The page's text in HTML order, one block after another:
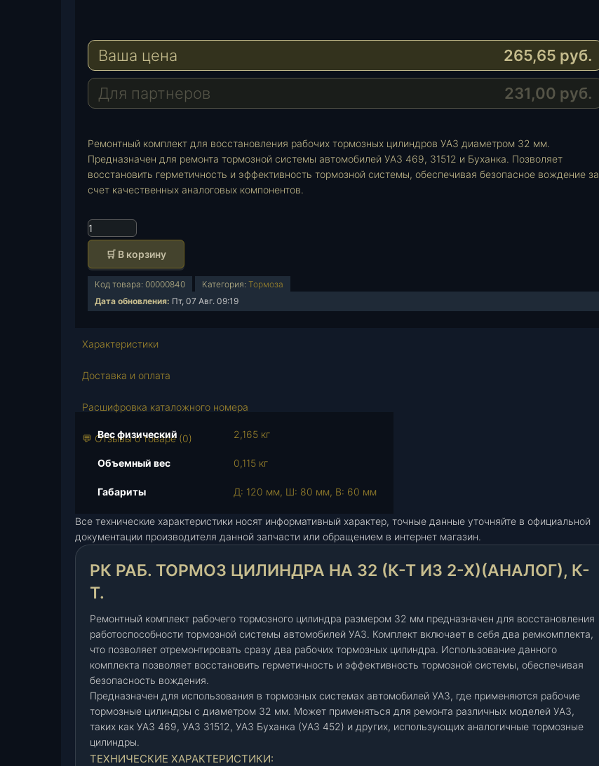
r
a
a
A
p
M
a
l
Ваша цена 265,65 руб.
Для партнеров 231,00 руб.
Ремонтный комплект для восстановления рабочих тормозных цилиндров УАЗ диаметром 32 мм.
Предназначен для ремонта тормозной системы автомобилей УАЗ 469, 31512 и Буханка. Позволяет
восстановить герметичность и эффективность тормозной системы, обеспечивая безопасное вождение за
счет качественных аналоговых компонентов.
К
о
и
т
о
о
а
р
а
р
м
о
з
ц
и
л
и
н
д
🛒 В корзину
Код товара: 00000840 Категория: Тормоза
Дата обновления: Пт, 07 Авг. 09:19
Характеристики
Доставка и оплата
Расшифровка каталожного номера
💬 Отзывы о товаре (0)
Вес физический 2,165 кг
Объемный вес 0,115 кг
Габариты Д: 120 мм, Ш: 80 мм, В: 60 мм
Все технические характеристики носят информативный характер, точные данные уточняйте в официальной
документации производителя данной запчасти или обращением в интернет магазин.
РК РАБ. ТОРМОЗ ЦИЛИНДРА НА 32 (К-Т ИЗ 2-Х)(АНАЛОГ), К-
Т.
Ремонтный комплект рабочего тормозного цилиндра размером 32 мм предназначен для восстановления
работоспособности тормозной системы автомобилей УАЗ. Комплект включает в себя два ремкомплекта,
что позволяет отремонтировать сразу два рабочих тормозных цилиндра. Использование данного
комплекта позволяет восстановить герметичность и эффективность тормозной системы, обеспечивая
безопасность вождения.
Предназначен для использования в тормозных системах автомобилей УАЗ, где применяются рабочие
тормозные цилиндры с диаметром 32 мм. Может применяться для ремонта различных моделей УАЗ,
таких как УАЗ 469, УАЗ 31512, УАЗ Буханка (УАЗ 452) и других, использующих аналогичные тормозные
цилиндры.
ТЕХНИЧЕСКИЕ ХАРАКТЕРИСТИКИ: